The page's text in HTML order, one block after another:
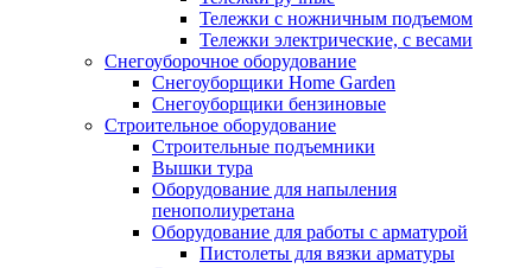
Тележки с ножничным подъемом
Тележки электрические, с весами
Снегоуборочное оборудование
Снегоуборщики Home Garden
Снегоуборщики бензиновые
Строительное оборудование
Cтроительные подъемники
Вышки тура
Оборудование для напыления
пенополиуретана
Оборудование для работы с арматурой
Пистолеты для вязки арматуры